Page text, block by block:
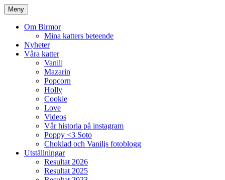
Meny
Om Birmor
Mina katters beteende
Nyheter
Våra katter
Vanilj
Mazarin
Popcorn
Holly
Cookie
Love
Videos
Vår historia på instagram
Poppy <3 Soto
Choklad och Vaniljs fotoblogg
Utställningar
Resultat 2026
Resultat 2025